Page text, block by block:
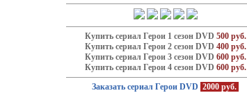
Купить сериал Герои 1 сезон DVD 500 руб.
Купить сериал Герои 2 сезон DVD 400 руб.
Купить сериал Герои 3 сезон DVD 600 руб.
Купить сериал Герои 4 сезон DVD 600 руб.
Заказать сериал Герои DVD 2000 руб.